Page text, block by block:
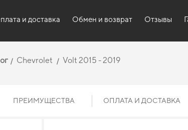
и доставка Обмен и возврат Отзывы
Chevrolet Volt 2015 - 2019
ПРЕИМУЩЕСТВА ОПЛАТА И ДОСТАВКА